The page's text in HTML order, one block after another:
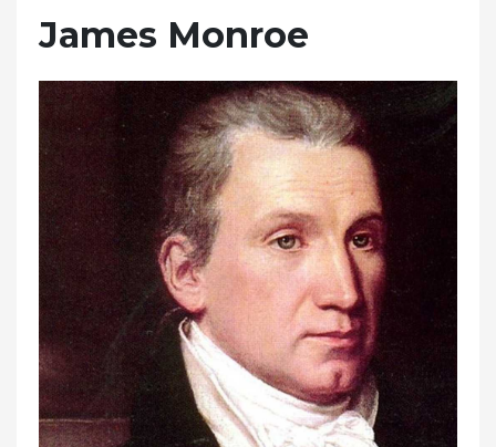
James Monroe